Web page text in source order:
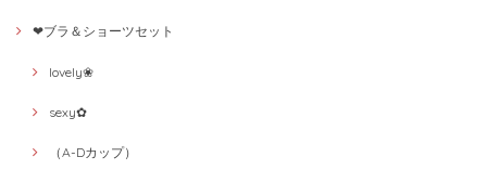
❤ブラ＆ショーツセット
lovely❀
sexy✿
（A-Dカップ）